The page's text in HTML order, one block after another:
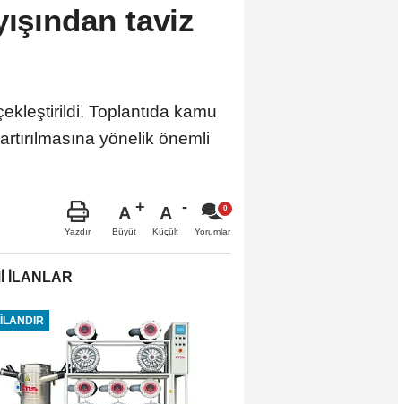
taviz
Toplantıda kamu
yönelik önemli
Yazdır
A
Büyüt
A
Küçült Yorumlar
İLANLAR